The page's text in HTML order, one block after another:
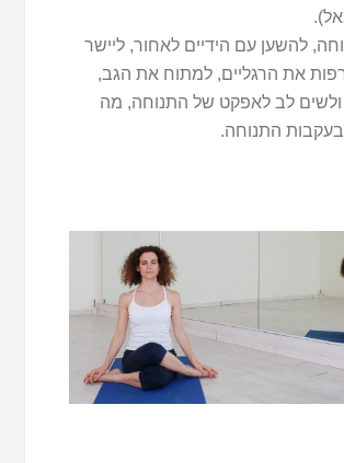
להשען עם הידיים לאחור, ליישר
את הרגליים, למתוח את הגב,
ולשים לב לאפקט של התנוחה, מה
התנוחה.